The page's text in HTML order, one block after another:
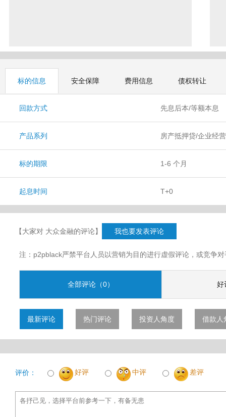
标的信息 安全保障 费用信息 债权转让
回款方式 先息后本/等额本息
产品系列 房产抵押贷/企业经
标的期限 1-6 个月
起息时间 T+0
【大家对 大众金融的评论】 我也要发表评论
注：p2pblack严禁平台人员以营销为目的进行虚假评论，或竞争
全部评论（0） 好
最新评论 热门评论 投资人角度 借款人
评价： 好评 中评 差评